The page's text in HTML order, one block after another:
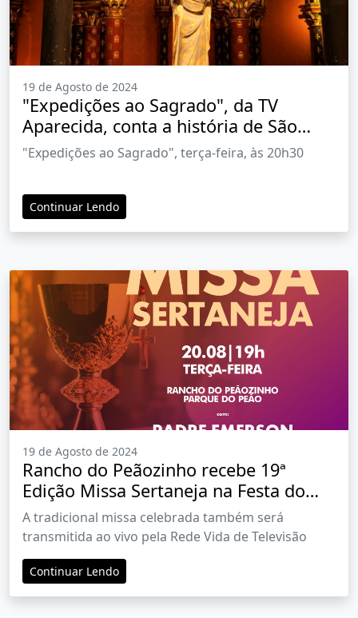
19 de Agosto de 2024
"Expedições ao Sagrado", da TV
Aparecida, conta a história de São
Luís, o rei que virou santo
"Expedições ao Sagrado", terça-feira, às 20h30
Continuar Lendo
19 de Agosto de 2024
Rancho do Peãozinho recebe 19ª
Edição Missa Sertaneja na Festa do
Peão de Barretos
A tradicional missa celebrada também será
transmitida ao vivo pela Rede Vida de Televisão
Continuar Lendo